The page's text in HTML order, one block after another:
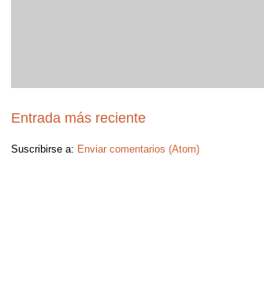
Entrada más reciente
Suscribirse a: Enviar comentarios (Atom)